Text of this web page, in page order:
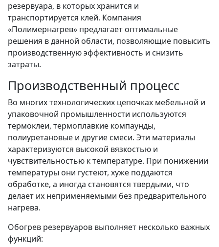
резервуара, в которых хранится и
транспортируется клей. Компания
«Полимернагрев» предлагает оптимальные
решения в данной области, позволяющие повысить
производственную эффективность и снизить
затраты.
Производственный процесс
Во многих технологических цепочках мебельной и
упаковочной промышленности используются
термоклеи, термоплавкие компаунды,
полиуретановые и другие смеси. Эти материалы
характеризуются высокой вязкостью и
чувствительностью к температуре. При понижении
температуры они густеют, хуже поддаются
обработке, а иногда становятся твердыми, что
делает их неприменяемыми без предварительного
нагрева.
Обогрев резервуаров выполняет несколько важных
функций: